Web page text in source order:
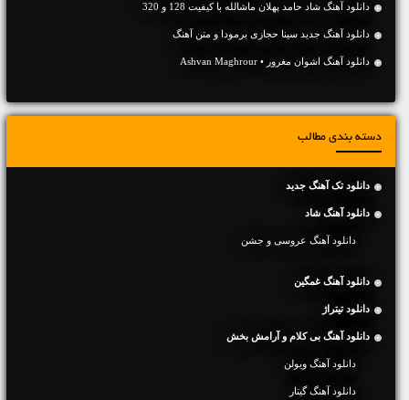
دانلود آهنگ شاد حامد پهلان ماشالله با کیفیت 128 و 320
دانلود آهنگ جديد سینا حجازی برمودا و متن آهنگ
دانلود آهنگ اشوان مغرور • Ashvan Maghrour
دسته بندی مطالب
دانلود تک آهنگ جدید
دانلود آهنگ شاد
دانلود آهنگ عروسی و جشن
دانلود آهنگ غمگین
دانلود تیتراژ
دانلود آهنگ بی کلام و آرامش بخش
دانلود آهنگ ویولن
دانلود آهنگ گیتار